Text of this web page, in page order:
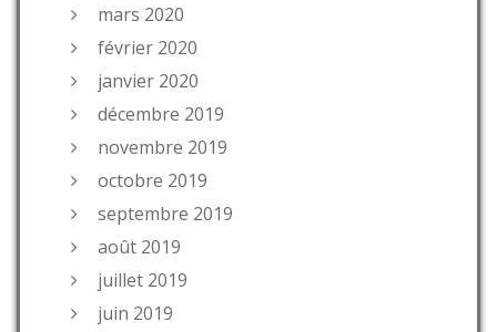
mars 2020
février 2020
janvier 2020
décembre 2019
novembre 2019
octobre 2019
septembre 2019
août 2019
juillet 2019
juin 2019